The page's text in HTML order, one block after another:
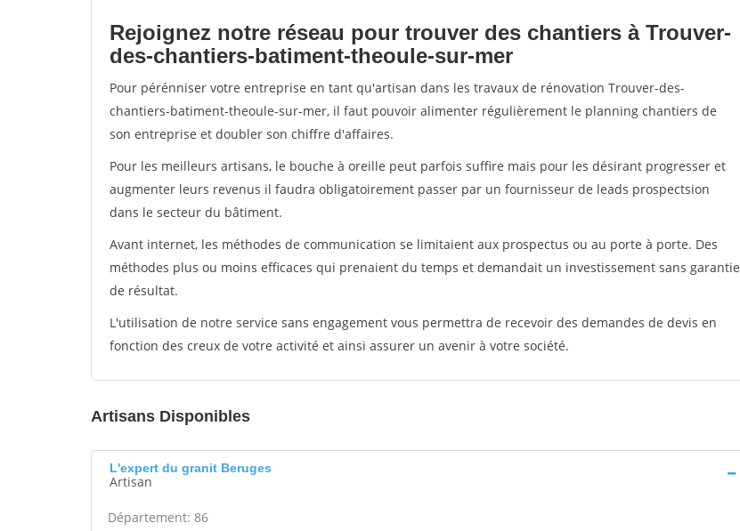
Rejoignez notre réseau pour trouver des chantiers à Trouver-
des-chantiers-batiment-theoule-sur-mer
Pour pérénniser votre entreprise en tant qu'artisan dans les travaux de rénovation Trouver-des-
chantiers-batiment-theoule-sur-mer, il faut pouvoir alimenter régulièrement le planning chantiers de
son entreprise et doubler son chiffre d'affaires.
Pour les meilleurs artisans, le bouche à oreille peut parfois suffire mais pour les désirant progresser et
augmenter leurs revenus il faudra obligatoirement passer par un fournisseur de leads prospectsion
dans le secteur du bâtiment.
Avant internet, les méthodes de communication se limitaient aux prospectus ou au porte à porte. Des
méthodes plus ou moins efficaces qui prenaient du temps et demandait un investissement sans garantie
de résultat.
L'utilisation de notre service sans engagement vous permettra de recevoir des demandes de devis en
fonction des creux de votre activité et ainsi assurer un avenir à votre société.
Artisans Disponibles
L'expert du granit Beruges
Artisan
Département: 86